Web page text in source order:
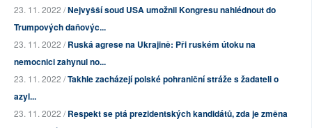
23. 11. 2022 /Nejvyšší soud USA umožnil Kongresu nahlédnout do
Trumpových daňovýc...
23. 11. 2022 /Ruská agrese na Ukrajině: Při ruském útoku na
nemocnici zahynul no...
23. 11. 2022 /Takhle zacházejí polské pohraniční stráže s žadateli o
azyl...
23. 11. 2022 /Respekt se ptá prezidentských kandidátů, zda je změna